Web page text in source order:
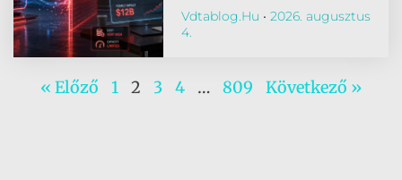
Vdtablog.hu
2026. augusztus
4.
« Előző 1 2 3 4 … 809 Következő »